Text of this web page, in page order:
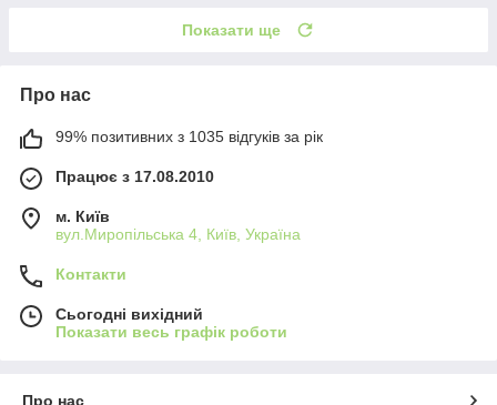
Показати ще
Про нас
99% позитивних з 1035 відгуків за рік
Працює з 17.08.2010
м. Київ
вул.Миропільська 4, Київ, Україна
Контакти
Сьогодні вихідний
Показати весь графік роботи
Про нас